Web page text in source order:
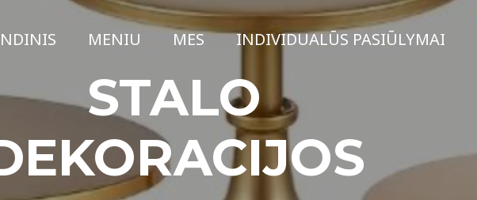
MENIU MES INDIVIDUALŪS PASIŪLYMAI
STALO